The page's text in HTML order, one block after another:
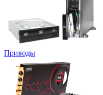
Приводы